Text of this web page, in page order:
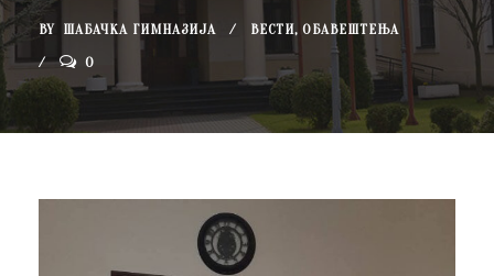
BY ШАБАЧКА ГИМНАЗИЈА ВЕСТИ, ОБАВЕШТЕЊА
0